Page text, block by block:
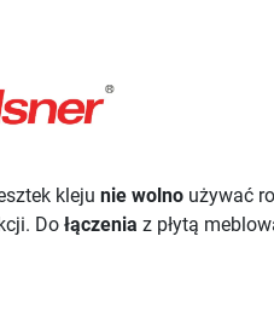
kleju nie wolno używać
Do łączenia z płytą